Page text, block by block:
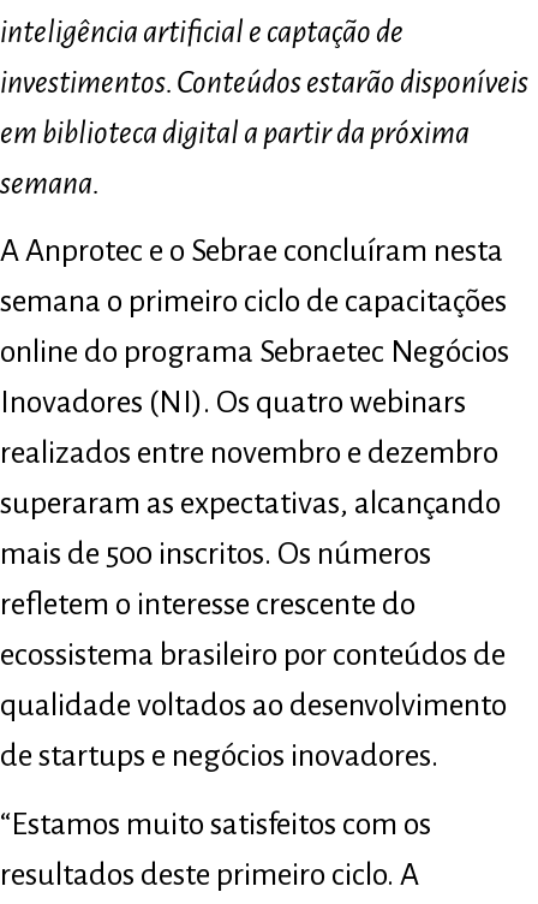
inteligência artificial e captação de
investimentos. Conteúdos estarão disponíveis
em biblioteca digital a partir da próxima
semana.
A Anprotec e o Sebrae concluíram nesta
semana o primeiro ciclo de capacitações
online do programa Sebraetec Negócios
Inovadores (NI). Os quatro webinars
realizados entre novembro e dezembro
superaram as expectativas, alcançando
mais de 500 inscritos. Os números
refletem o interesse crescente do
ecossistema brasileiro por conteúdos de
qualidade voltados ao desenvolvimento
de startups e negócios inovadores.
“Estamos muito satisfeitos com os
resultados deste primeiro ciclo. A